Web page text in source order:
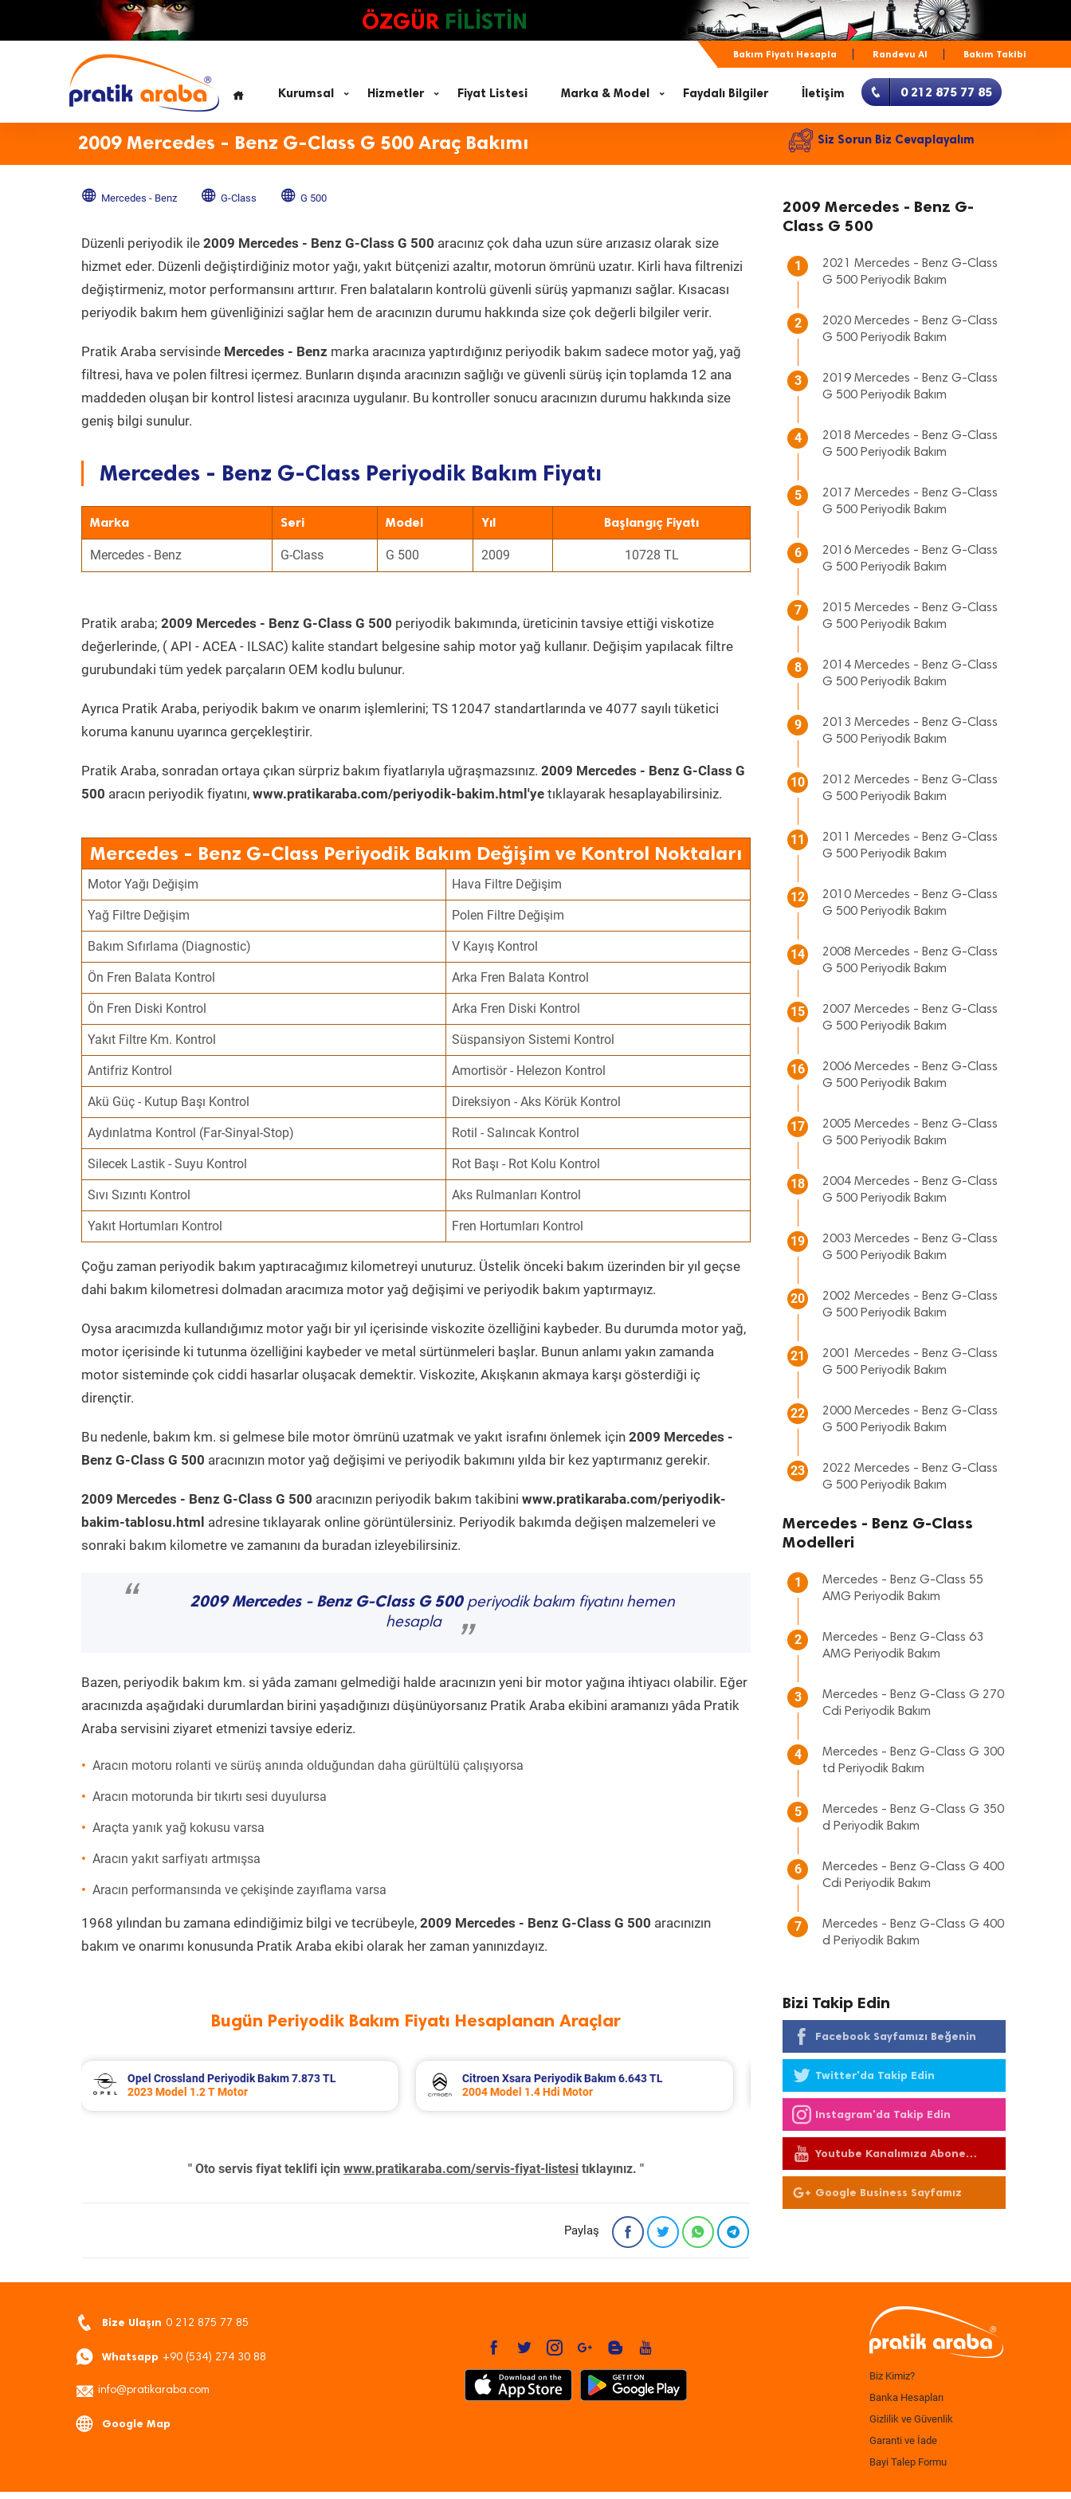
ÖZGÜR FİLİSTİN
Bakım Fiyatı Hesapla Randevu Al Bakım Takibi
Kurumsal Hizmetler Fiyat Listesi Marka & Model Faydalı Bilgiler İletişim 0 212 875 77 85
2009 Mercedes - Benz G-Class G 500 Araç Bakımı Siz Sorun Biz Cevaplayalım
Mercedes - Benz G-Class G 500
Düzenli periyodik ile 2009 Mercedes - Benz G-Class G 500 aracınız çok daha uzun süre arızasız olarak size
hizmet eder. Düzenli değiştirdiğiniz motor yağı, yakıt bütçenizi azaltır, motorun ömrünü uzatır. Kirli hava filtrenizi
değiştirmeniz, motor performansını arttırır. Fren balataların kontrolü güvenli sürüş yapmanızı sağlar. Kısacası
periyodik bakım hem güvenliğinizi sağlar hem de aracınızın durumu hakkında size çok değerli bilgiler verir.
Pratik Araba servisinde Mercedes - Benz marka aracınıza yaptırdığınız periyodik bakım sadece motor yağ, yağ
filtresi, hava ve polen filtresi içermez. Bunların dışında aracınızın sağlığı ve güvenli sürüş için toplamda 12 ana
maddeden oluşan bir kontrol listesi aracınıza uygulanır. Bu kontroller sonucu aracınızın durumu hakkında size
geniş bilgi sunulur.
Mercedes - Benz G-Class Periyodik Bakım Fiyatı
Marka Seri Model Yıl Başlangıç Fiyatı
Mercedes - Benz G-Class G 500 2009 10728 TL
Pratik araba; 2009 Mercedes - Benz G-Class G 500 periyodik bakımında, üreticinin tavsiye ettiği viskotize
değerlerinde, ( API - ACEA - ILSAC) kalite standart belgesine sahip motor yağ kullanır. Değişim yapılacak filtre
gurubundaki tüm yedek parçaların OEM kodlu bulunur.
Ayrıca Pratik Araba, periyodik bakım ve onarım işlemlerini; TS 12047 standartlarında ve 4077 sayılı tüketici
koruma kanunu uyarınca gerçekleştirir.
Pratik Araba, sonradan ortaya çıkan sürpriz bakım fiyatlarıyla uğraşmazsınız. 2009 Mercedes - Benz G-Class G
500 aracın periyodik fiyatını, www.pratikaraba.com/periyodik-bakim.html'ye tıklayarak hesaplayabilirsiniz.
Mercedes - Benz G-Class Periyodik Bakım Değişim ve Kontrol Noktaları
Motor Yağı Değişim Hava Filtre Değişim
Yağ Filtre Değişim Polen Filtre Değişim
Bakım Sıfırlama (Diagnostic) V Kayış Kontrol
Ön Fren Balata Kontrol Arka Fren Balata Kontrol
Ön Fren Diski Kontrol Arka Fren Diski Kontrol
Yakıt Filtre Km. Kontrol Süspansiyon Sistemi Kontrol
Antifriz Kontrol Amortisör - Helezon Kontrol
Akü Güç - Kutup Başı Kontrol Direksiyon - Aks Körük Kontrol
Aydınlatma Kontrol (Far-Sinyal-Stop) Rotil - Salıncak Kontrol
Silecek Lastik - Suyu Kontrol Rot Başı - Rot Kolu Kontrol
Sıvı Sızıntı Kontrol Aks Rulmanları Kontrol
Yakıt Hortumları Kontrol Fren Hortumları Kontrol
Çoğu zaman periyodik bakım yaptıracağımız kilometreyi unuturuz. Üstelik önceki bakım üzerinden bir yıl geçse
dahi bakım kilometresi dolmadan aracımıza motor yağ değişimi ve periyodik bakım yaptırmayız.
Oysa aracımızda kullandığımız motor yağı bir yıl içerisinde viskozite özelliğini kaybeder. Bu durumda motor yağ,
motor içerisinde ki tutunma özelliğini kaybeder ve metal sürtünmeleri başlar. Bunun anlamı yakın zamanda
motor sisteminde çok ciddi hasarlar oluşacak demektir. Viskozite, Akışkanın akmaya karşı gösterdiği iç
dirençtir.
Bu nedenle, bakım km. si gelmese bile motor ömrünü uzatmak ve yakıt israfını önlemek için 2009 Mercedes -
Benz G-Class G 500 aracınızın motor yağ değişimi ve periyodik bakımını yılda bir kez yaptırmanız gerekir.
2009 Mercedes - Benz G-Class G 500 aracınızın periyodik bakım takibini www.pratikaraba.com/periyodik-
bakim-tablosu.html adresine tıklayarak online görüntülersiniz. Periyodik bakımda değişen malzemeleri ve
sonraki bakım kilometre ve zamanını da buradan izleyebilirsiniz.
“ 2009 Mercedes - Benz G-Class G 500periyodik bakım fiyatını hemen
hesapla
”
Bazen, periyodik bakım km. si yâda zamanı gelmediği halde aracınızın yeni bir motor yağına ihtiyacı olabilir. Eğer
aracınızda aşağıdaki durumlardan birini yaşadığınızı düşünüyorsanız Pratik Araba ekibini aramanızı yâda Pratik
Araba servisini ziyaret etmenizi tavsiye ederiz.
Aracın motoru rolanti ve sürüş anında olduğundan daha gürültülü çalışıyorsa
Aracın motorunda bir tıkırtı sesi duyulursa
Araçta yanık yağ kokusu varsa
Aracın yakıt sarfiyatı artmışsa
Aracın performansında ve çekişinde zayıflama varsa
1968 yılından bu zamana edindiğimiz bilgi ve tecrübeyle, 2009 Mercedes - Benz G-Class G 500 aracınızın
bakım ve onarımı konusunda Pratik Araba ekibi olarak her zaman yanınızdayız.
Bugün Periyodik Bakım Fiyatı Hesaplanan Araçlar
Citroen Xsara Periyodik Bakım 6.643 TL
2004 Model 1.4 Hdi Motor
Dacia Duster Periyodik Bakım 7.799 TL
2012 Model 1.5 Dci Motor
Ford Tourneo Courier Periyodik Bakım 10.485
2020 Model 1.5 Tdci Motor
" Oto servis fiyat teklifi için www.pratikaraba.com/servis-fiyat-listesi tıklayınız. "
Paylaş
2009 Mercedes - Benz G-
Class G 500
1
2021 Mercedes - Benz G-Class
G 500 Periyodik Bakım
2
2020 Mercedes - Benz G-Class
G 500 Periyodik Bakım
3
2019 Mercedes - Benz G-Class
G 500 Periyodik Bakım
4
2018 Mercedes - Benz G-Class
G 500 Periyodik Bakım
5
2017 Mercedes - Benz G-Class
G 500 Periyodik Bakım
6
2016 Mercedes - Benz G-Class
G 500 Periyodik Bakım
7
2015 Mercedes - Benz G-Class
G 500 Periyodik Bakım
8
2014 Mercedes - Benz G-Class
G 500 Periyodik Bakım
9
2013 Mercedes - Benz G-Class
G 500 Periyodik Bakım
10
2012 Mercedes - Benz G-Class
G 500 Periyodik Bakım
11
2011 Mercedes - Benz G-Class
G 500 Periyodik Bakım
12
2010 Mercedes - Benz G-Class
G 500 Periyodik Bakım
14
2008 Mercedes - Benz G-Class
G 500 Periyodik Bakım
15
2007 Mercedes - Benz G-Class
G 500 Periyodik Bakım
16
2006 Mercedes - Benz G-Class
G 500 Periyodik Bakım
17
2005 Mercedes - Benz G-Class
G 500 Periyodik Bakım
18
2004 Mercedes - Benz G-Class
G 500 Periyodik Bakım
19
2003 Mercedes - Benz G-Class
G 500 Periyodik Bakım
20
2002 Mercedes - Benz G-Class
G 500 Periyodik Bakım
21
2001 Mercedes - Benz G-Class
G 500 Periyodik Bakım
22
2000 Mercedes - Benz G-Class
G 500 Periyodik Bakım
23
2022 Mercedes - Benz G-Class
G 500 Periyodik Bakım
Mercedes - Benz G-Class
Modelleri
1
Mercedes - Benz G-Class 55
AMG Periyodik Bakım
2
Mercedes - Benz G-Class 63
AMG Periyodik Bakım
3
Mercedes - Benz G-Class G 270
Cdi Periyodik Bakım
4
Mercedes - Benz G-Class G 300
td Periyodik Bakım
5
Mercedes - Benz G-Class G 350
d Periyodik Bakım
6
Mercedes - Benz G-Class G 400
Cdi Periyodik Bakım
7
Mercedes - Benz G-Class G 400
d Periyodik Bakım
Bizi Takip Edin
Facebook Sayfamızı Beğenin
Twitter'da Takip Edin
Instagram'da Takip Edin
Youtube Kanalımıza Abone
Olun
Google Business Sayfamız
Bize Ulaşın 0 212 875 77 85
Whatsapp +90 (534) 274 30 88
info@pratikaraba.com
Google Map
Biz Kimiz?
Banka Hesapları
Gizlilik ve Güvenlik
Garanti ve İade
Bayi Talep Formu